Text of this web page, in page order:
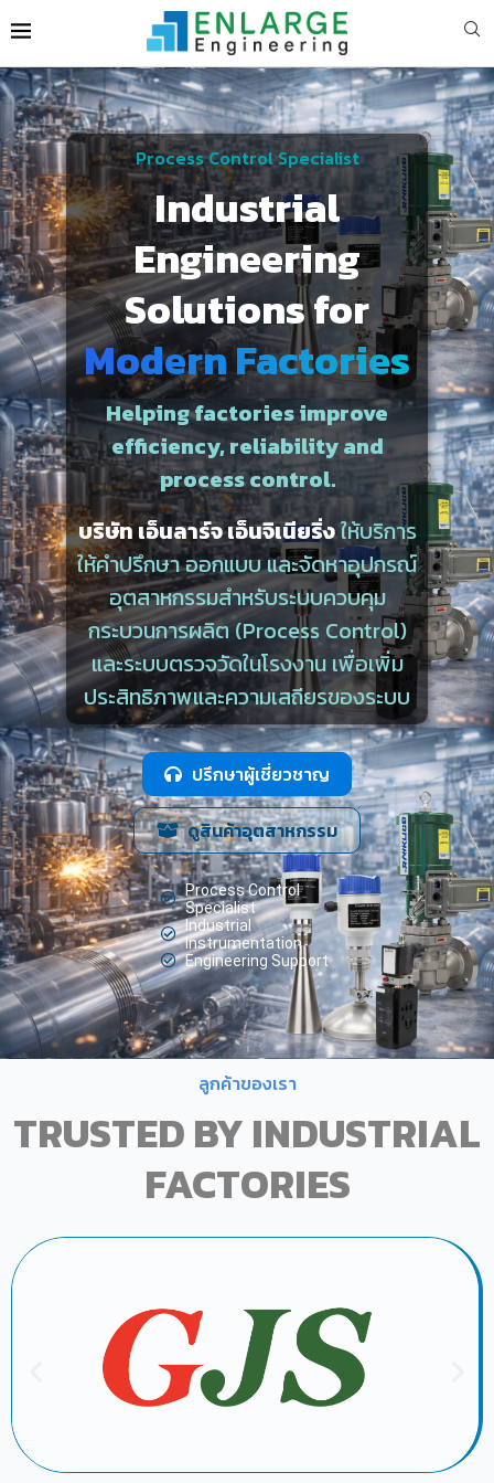
Process Control Specialist
Industrial
Engineering
Solutions for
Modern Factories
Helping factories improve
efficiency, reliability and
process control.
บริษัท เอ็นลาร์จ เอ็นจิเนียริ่งให้บริการ
ให้คำปรึกษา ออกแบบ และจัดหาอุปกรณ์
อุตสาหกรรมสำหรับระบบควบคุม
กระบวนการผลิต (Process Control)
และระบบตรวจวัดในโรงงาน เพื่อเพิ่ม
ประสิทธิภาพและความเสถียรของระบบ
ปรึกษาผู้เชี่ยวชาญ
ดูสินค้าอุตสาหกรรม
Process Control
Specialist
Industrial
Instrumentation
Engineering Support
ลูกค้าของเรา
TRUSTED BY INDUSTRIAL
FACTORIES